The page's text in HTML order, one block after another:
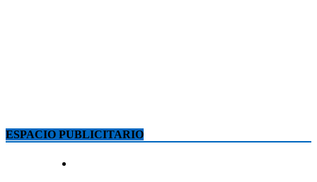
ESPACIO PUBLICITARIO